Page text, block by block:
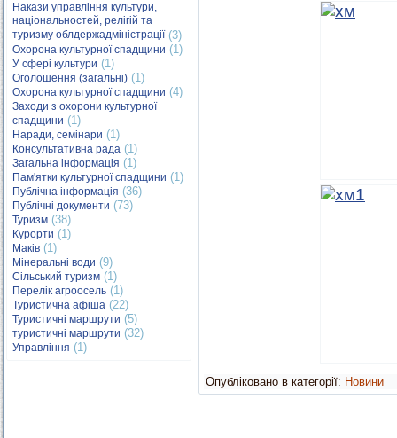
Накази управління культури,
національностей, релігій та
туризму облдержадміністрації(3)
Охорона культурної спадщини (1)
У сфері культури (1)
Оголошення (загальні) (1)
Охорона культурної спадщини (4)
Заходи з охорони культурної
спадщини (1)
Наради, семінари (1)
Консультативна рада (1)
Загальна інформація (1)
Пам'ятки культурної спадщини (1)
Публічна інформація (36)
Публічні документи (73)
Туризм (38)
Курорти (1)
Маків (1)
Мінеральні води (9)
Сільський туризм (1)
Перелік агроосель (1)
Туристична афіша (22)
Туристичні маршрути (5)
туристичні маршрути (32)
Управління (1)
Опубліковано в категорії: Новини